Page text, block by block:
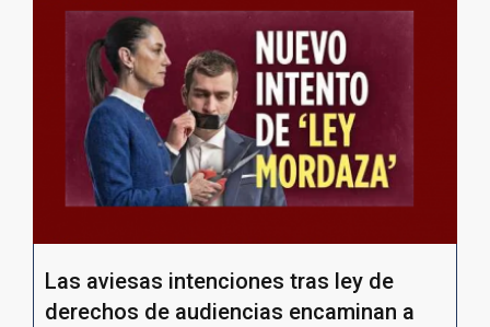
Las aviesas intenciones tras ley de
derechos de audiencias encaminan a